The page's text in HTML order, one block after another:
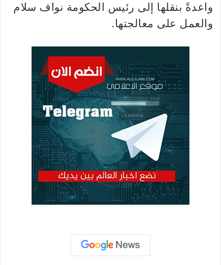
واعدةً بنقلها إلى رئيس الحكومة نواف سلام
والعمل على معالجتها.